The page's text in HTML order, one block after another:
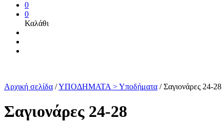
0
0
Καλάθι
Αρχική σελίδα /ΥΠΟΔΗΜΑΤΑ > Υποδήματα /Σαγιονάρες 24-28
Σαγιονάρες 24-28